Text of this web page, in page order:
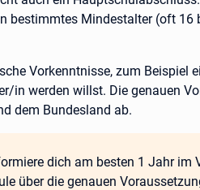
bestimmtes Mindestalter (oft 16
Vorkenntnisse, zum Beispiel
in werden willst. Die genauen
dem Bundesland ab.
dich am besten 1 Jahr im
über die genauen